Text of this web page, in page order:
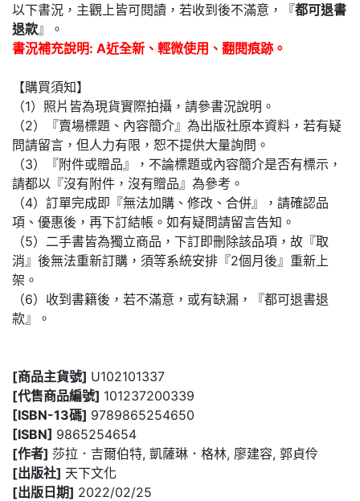
以下書況，主觀上皆可閱讀，若收到後不滿意，『都可退書
退款』。
書況補充說明: A近全新、輕微使用、翻閱痕跡。
【購買須知】
（1）照片皆為現貨實際拍攝，請參書況說明。
（2）『賣場標題、內容簡介』為出版社原本資料，若有疑
問請留言，但人力有限，恕不提供大量詢問。
（3）『附件或贈品』，不論標題或內容簡介是否有標示，
請都以『沒有附件，沒有贈品』為參考。
（4）訂單完成即『無法加購、修改、合併』，請確認品
項、優惠後，再下訂結帳。如有疑問請留言告知。
（5）二手書皆為獨立商品，下訂即刪除該品項，故『取
消』後無法重新訂購，須等系統安排『2個月後』重新上
架。
（6）收到書籍後，若不滿意，或有缺漏，『都可退書退
款』。
[商品主貨號] U102101337
[代售商品編號] 101237200339
[ISBN-13碼] 9789865254650
[ISBN] 9865254654
[作者]
莎拉．吉爾伯特, 凱薩琳．格林, 廖建容, 郭貞伶
[出版社] 天下文化
[出版日期] 2022/02/25